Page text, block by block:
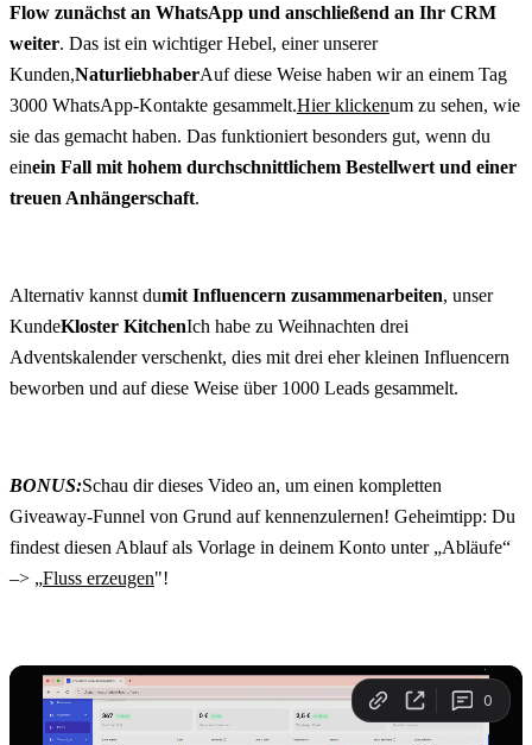
Flow zunächst an WhatsApp und anschließend an Ihr CRM
weiter. Das ist ein wichtiger Hebel, einer unserer
Kunden,NaturliebhaberAuf diese Weise haben wir an einem Tag
3000 WhatsApp-Kontakte gesammelt.Hier klickenum zu sehen, wie
sie das gemacht haben. Das funktioniert besonders gut, wenn du
einein Fall mit hohem durchschnittlichem Bestellwert und einer
treuen Anhängerschaft.
Alternativ kannst dumit Influencern zusammenarbeiten, unser
KundeKloster KitchenIch habe zu Weihnachten drei
Adventskalender verschenkt, dies mit drei eher kleinen Influencern
beworben und auf diese Weise über 1000 Leads gesammelt.
BONUS:Schau dir dieses Video an, um einen kompletten
Giveaway-Funnel von Grund auf kennenzulernen! Geheimtipp: Du
findest diesen Ablauf als Vorlage in deinem Konto unter „Abläufe“
–> „Fluss erzeugen"!